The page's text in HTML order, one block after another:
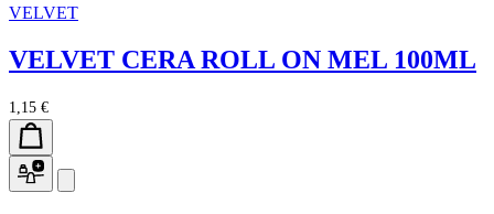
VELVET
VELVET CERA ROLL ON MEL 100ML
1,15 €